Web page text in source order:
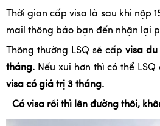
Thời gian cấp visa là sau khi nộp
mail thông báo bạn đến nhận lại
Thông thường LSQ sẽ cấpvisa
tháng. Nếu xui hơn thì có thể LSQ
visa có giá trị 3 tháng.
Có visa rồi thì lên đường thôi,